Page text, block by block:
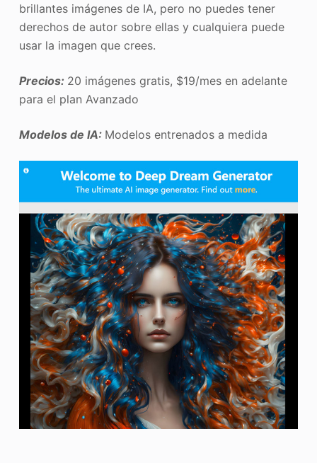
brillantes imágenes de IA, pero no puedes tener
derechos de autor sobre ellas y cualquiera puede
usar la imagen que crees.
Precios: 20 imágenes gratis, $19/mes en adelante
para el plan Avanzado
Modelos de IA: Modelos entrenados a medida